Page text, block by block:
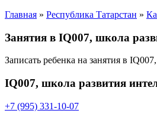
Главная » Республика Татарстан »
Занятия в IQ007, школа
Записать ребенка на занятия в
IQ007, школа развития
+7 (995) 331-10-07